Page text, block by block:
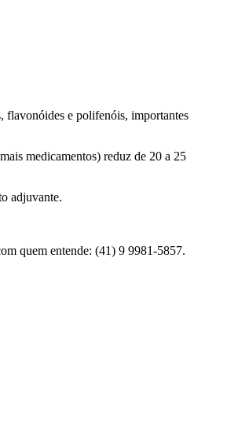
flavonóides e polifenóis, importantes
medicamentos) reduz de 20 a 25
adjuvante.
quem entende: (41) 9 9981-5857.